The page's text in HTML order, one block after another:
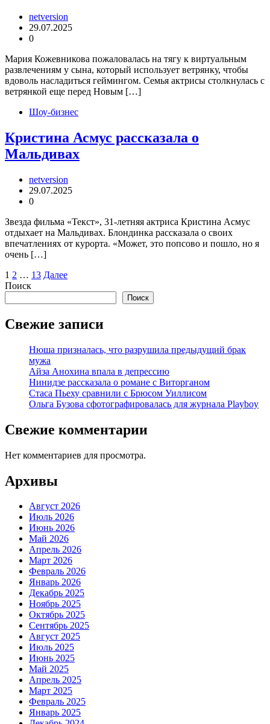
netversion
29.07.2025
0
Мария Кожевникова пожаловалась на тягу к виртуальным
развлечениям у сына, который использует ветрянку, чтобы
вдоволь насладиться геймингом. Семья актрисы столкнулась с
ветрянкой еще перед Новым […]
Шоу-бизнес
Кристина Асмус рассказала о
Мальдивах
netversion
29.07.2025
0
Звезда фильма «Текст», 31-летняя актриса Кристина Асмус
отдыхает на Мальдивах. Блондинка рассказала о своих
впечатлениях от курорта. «Может, это попсово и пошло, но я
очень […]
Пагинация
записей
1 2 … 13 Далее
Поиск
Поиск
Свежие записи
Нюша призналась, что разрушила предыдущий брак
мужа
Айза Анохина впала в депрессию
Нинидзе рассказала о романе с Виторганом
Стаса Пьеху сравнили с Брюсом Уиллисом
Ольга Бузова сфотографировалась для журнала Playboy
Свежие комментарии
Нет комментариев для просмотра.
Архивы
Август 2026
Июль 2026
Июнь 2026
Май 2026
Апрель 2026
Март 2026
Февраль 2026
Январь 2026
Декабрь 2025
Ноябрь 2025
Октябрь 2025
Сентябрь 2025
Август 2025
Июль 2025
Июнь 2025
Май 2025
Апрель 2025
Март 2025
Февраль 2025
Январь 2025